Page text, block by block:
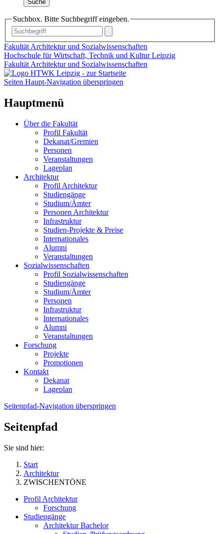
Suche
Suchbox. Bitte Suchbegriff eingeben.
Fakultät Architektur und Sozialwissenschaften
Hochschule für Wirtschaft, Technik und Kultur Leipzig
Fakultät Architektur und Sozialwissenschaften
Seiten Haupt-Navigation überspringen
Hauptmenü
Über die Fakultät
Profil Fakultät
Dekanat/Gremien
Personen
Veranstaltungen
Lageplan
Architektur
Profil Architektur
Studiengänge
Studium/Ämter
Personen Architektur
Infrastruktur
Studien-Projekte & Preise
Internationales
Alumni
Veranstaltungen
Sozialwissenschaften
Profil Sozialwissenschaften
Studiengänge
Studium/Ämter
Personen
Infrastruktur
Internationales
Alumni
Veranstaltungen
Forschung
Projekte
Promotionen
Kontakt
Dekanat
Lageplan
Seitenpfad-Navigation überspringen
Seitenpfad
Sie sind hier:
Start
Architektur
ZWISCHENTÖNE
Profil Architektur
Forschung
Studiengänge
Architektur Bachelor